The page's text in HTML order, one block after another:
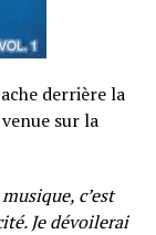
derrière la
sur la
c’est
Je dévoilerai